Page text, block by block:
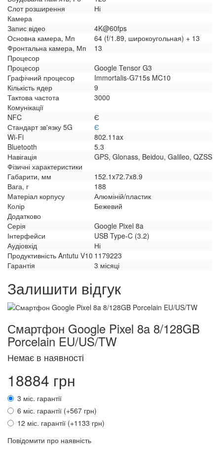
Слот розширення
Ні
Камера
Запис відео
4K@60fps
Основна камера, Мп
64 (f/1.89, широкоугольная) + 13
Фронтальна камера, Мп
13
Процесор
Процесор
Google Tensor G3
Графічний процесор
Immortalis-G715s MC10
Кількість ядер
9
Тактова частота
3000
Комунікації
NFC
Є
Стандарт зв'язку 5G
Є
Wi-Fi
802.11ax
Bluetooth
5.3
Навігація
GPS, Glonass, Beidou, Galileo, QZSS
Фізичні характеристики
Габарити, мм
152.1x72.7x8.9
Вага, г
188
Матеріал корпусу
Алюміній/пластик
Колір
Бежевий
Додатково
Серія
Google Pixel 8a
Інтерфейси
USB Type-C (3.2)
Аудіовхід
Ні
Продуктивність Antutu V10 1179223
Гарантія
3 місяці
Залишити відгук
Смартфон Google Pixel 8a 8/128GB
Porcelain EU/US/TW
Немає в наявності
18884 грн
3 міс. гарантії
6 міс. гарантії (+567 грн)
12 міс. гарантії (+1133 грн)
Повідомити про наявність